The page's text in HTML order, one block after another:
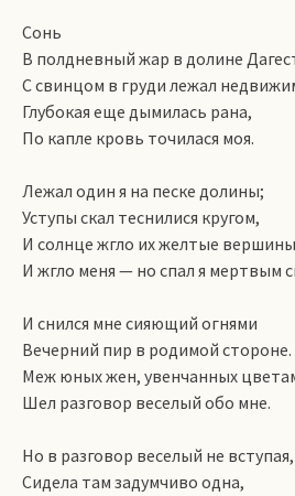
Сонь
В полдневный жар в долине
С свинцом в груди лежал
Глубокая еще дымилась рана,
По капле кровь точилася моя.
Лежал один я на песке долины;
Уступы скал теснилися кругом,
И солнце жгло их желтые вершины
И жгло меня — но спал я мертвым
И снился мне сияющий огнями
Вечерний пир в родимой стороне.
Меж юных жен, увенчанных
Шел разговор веселый обо мне.
Но в разговор веселый не вступая,
Сидела там задумчиво одна,